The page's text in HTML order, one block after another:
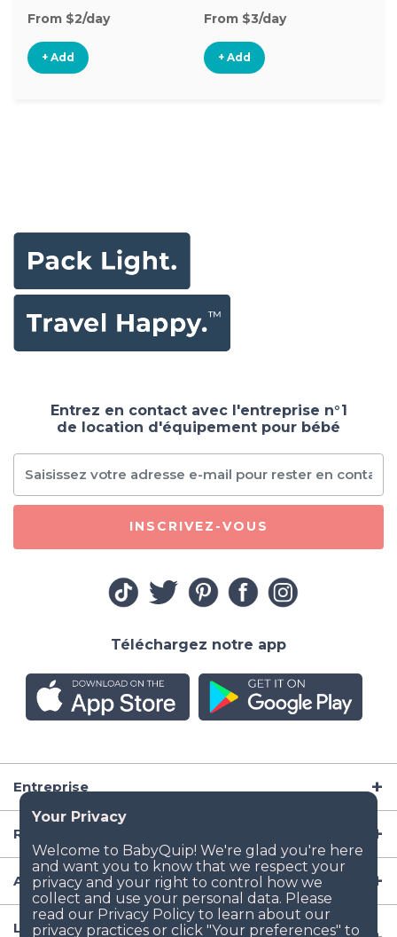
From $2/day
+ Add
Machine
From $3/day
+ Add
Entreprise
Ressources
Articles de puériculture
Lieux populaires de location d'équipement aux
Entrez en contact avec l'entreprise n°1
de location d'équipement pour bébé
INSCRIVEZ-VOUS
Téléchargez notre app